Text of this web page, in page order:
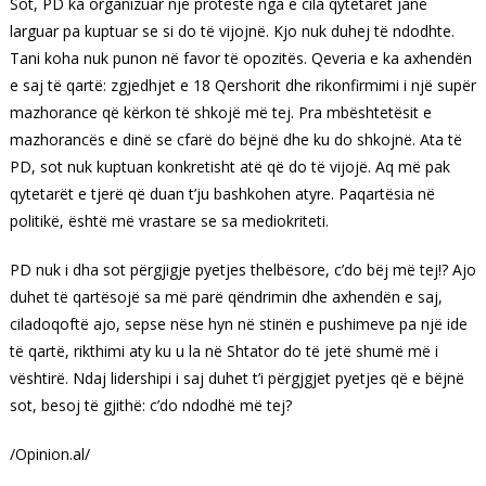
larguar pa kuptuar se si do të vijojnë. Kjo nuk duhej të ndodhte.
Tani koha nuk punon në favor të opozitës. Qeveria e ka axhendën
e saj të qartë: zgjedhjet e 18 Qershorit dhe rikonfirmimi i një supër
mazhorance që kërkon të shkojë më tej. Pra mbështetësit e
mazhorancës e dinë se cfarë do bëjnë dhe ku do shkojnë. Ata të
PD, sot nuk kuptuan konkretisht atë që do të vijojë. Aq më pak
qytetarët e tjerë që duan t’ju bashkohen atyre. Paqartësia në
politikë, është më vrastare se sa mediokriteti.
PD nuk i dha sot përgjigje pyetjes thelbësore, c’do bëj më tej!? Ajo
duhet të qartësojë sa më parë qëndrimin dhe axhendën e saj,
ciladoqoftë ajo, sepse nëse hyn në stinën e pushimeve pa një ide
të qartë, rikthimi aty ku u la në Shtator do të jetë shumë më i
vështirë. Ndaj lidershipi i saj duhet t’i përgjgjet pyetjes që e bëjnë
sot, besoj të gjithë: c’do ndodhë më tej?
/Opinion.al/